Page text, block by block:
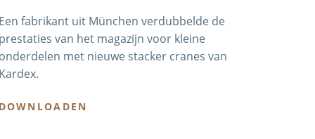
Een fabrikant uit München verdubbelde de
prestaties van het magazijn voor kleine
onderdelen met nieuwe stacker cranes van
Kardex.
DOWNLOADEN